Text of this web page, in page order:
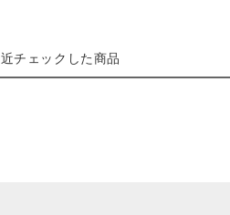
チェックした商品